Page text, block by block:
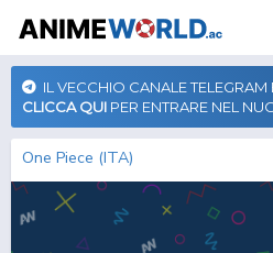
IL VECCHIO CANALE
CLICCA QUI PER ENTRARE NEL
One Piece (ITA)